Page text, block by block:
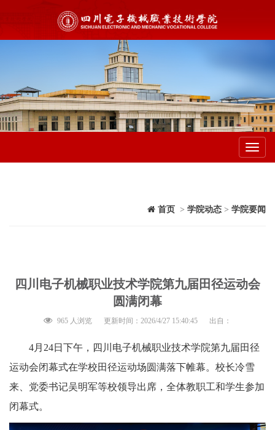
首页 > 学院动态 > 学院要闻
四川电子机械职业技术学院第九届田径运动会
圆满闭幕
965 人浏览 更新时间：2026/4/27 15:40:45 出自：
4月24日下午，四川电子机械职业技术学院第九届田径
运动会闭幕式在学校田径运动场圆满落下帷幕。校长冷雪
来、党委书记吴明军等校领导出席，全体教职工和学生参加
闭幕式。